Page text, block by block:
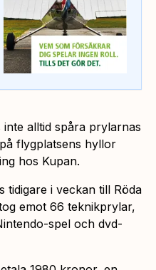
alltid spåra prylarnas
flygplatsens hyllor
hos Kupan.
tidigare i veckan till Röda
emot 66 teknikprylar,
spel och dvd-